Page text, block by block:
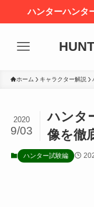
ハンターハンタ
ホーム キャラクター解説
ハンタ
像を徹
2020
9/03
ハンター試験編